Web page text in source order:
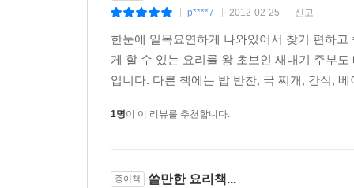
p****7 2012-02-25 신고
한눈에 일목요연하게 나와있어서 찾기 편하
게 할 수 있는 요리를 왕 초보인 새내기 주부
입니다. 다른 책에는 밥 반찬, 국 찌개, 간식,
1명이 이 리뷰를 추천합니다.
종이책 쓸만한 요리책...